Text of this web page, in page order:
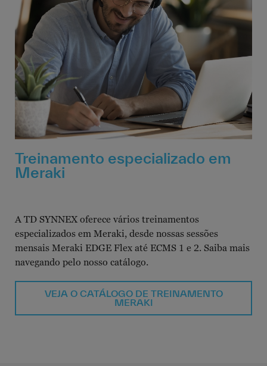
Treinamento especializado em
Meraki
A TD SYNNEX oferece vários treinamentos
especializados em Meraki, desde nossas sessões
mensais Meraki EDGE Flex até ECMS 1 e 2. Saiba mais
navegando pelo nosso catálogo.
VEJA O CATÁLOGO DE TREINAMENTO
MERAKI